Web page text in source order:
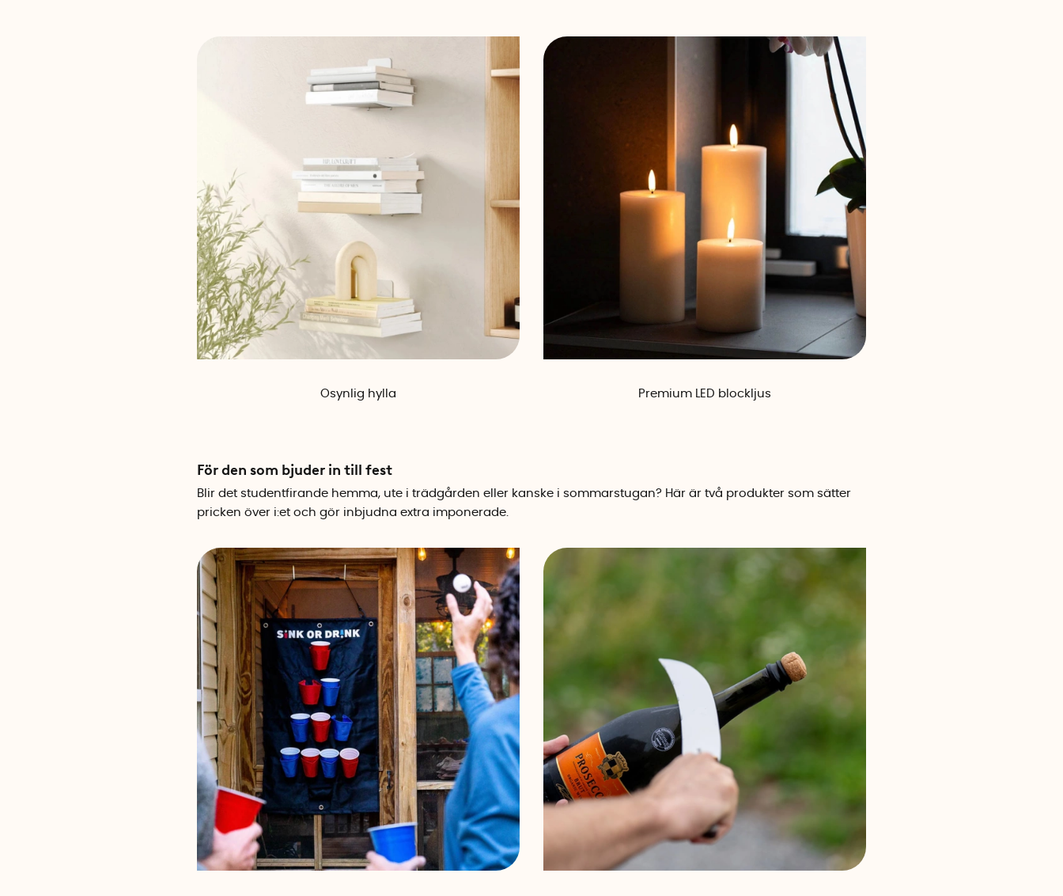
Osynlig hylla Premium LED blockljus
För den som bjuder in till fest
Blir det studentfirande hemma, ute i trädgården eller kanske i sommarstugan? Här är två produkter som sätter
pricken över i:et och gör inbjudna extra imponerade.